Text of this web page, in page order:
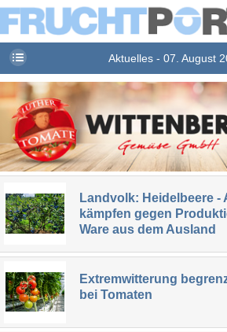
Aktuelles - 07. August
Landvolk: Heidelbeere -
kämpfen gegen
Ware aus dem Ausland
Extremwitterung
bei Tomaten